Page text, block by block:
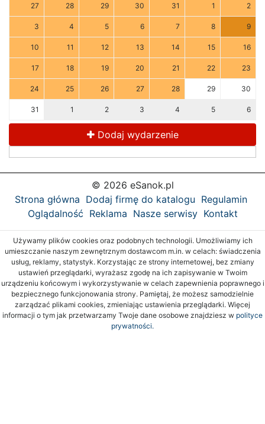
27 28 29 30 31 1 2
3 4 5 6 7 8 9
10 11 12 13 14 15 16
17 18 19 20 21 22 23
24 25 26 27 28 29 30
31 1 2 3 4 5 6
Dodaj wydarzenie
© 2026 eSanok.pl
Strona główna Dodaj firmę do katalogu Regulamin
Oglądalność Reklama Nasze serwisy Kontakt
Używamy plików cookies oraz podobnych technologii. Umożliwiamy ich
umieszczanie naszym zewnętrznym dostawcom m.in. w celach: świadczenia
usług, reklamy, statystyk. Korzystając ze strony internetowej, bez zmiany
ustawień przeglądarki, wyrażasz zgodę na ich zapisywanie w Twoim
urządzeniu końcowym i wykorzystywanie w celach zapewnienia poprawnego i
bezpiecznego funkcjonowania strony. Pamiętaj, że możesz samodzielnie
zarządzać plikami cookies, zmieniając ustawienia przeglądarki. Więcej
informacji o tym jak przetwarzamy Twoje dane osobowe znajdziesz w polityce
prywatności.